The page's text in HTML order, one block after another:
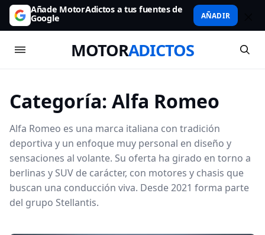
Añade MotorAdictos a tus fuentes de
Google AÑADIR
MOTORADICTOS
Categoría: Alfa Romeo
Alfa Romeo es una marca italiana con tradición
deportiva y un enfoque muy personal en diseño y
sensaciones al volante. Su oferta ha girado en torno a
berlinas y SUV de carácter, con motores y chasis que
buscan una conducción viva. Desde 2021 forma parte
del grupo Stellantis.